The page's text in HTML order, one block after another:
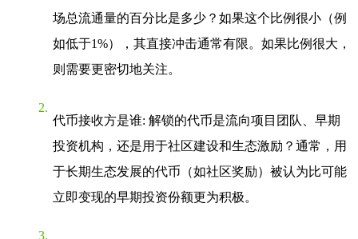
场总流通量的百分比是多少？如果这个比例很小（例
如低于1%），其直接冲击通常有限。如果比例很大，
则需要更密切地关注。
代币接收方是谁: 解锁的代币是流向项目团队、早期
投资机构，还是用于社区建设和生态激励？通常，用
于长期生态发展的代币（如社区奖励）被认为比可能
立即变现的早期投资份额更为积极。